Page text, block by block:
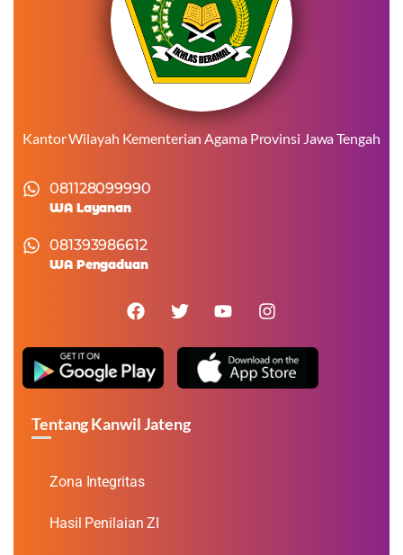
Kantor Wilayah Kementerian Agama Provinsi Jawa Tengah
081128099990
WA Layanan
081393986612
WA Pengaduan
Tentang Kanwil Jateng
Zona Integritas
Hasil Penilaian ZI